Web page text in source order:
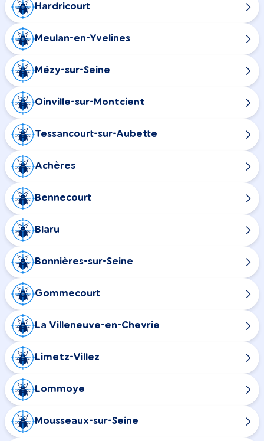
Hardricourt
Meulan-en-Yvelines
Mézy-sur-Seine
Oinville-sur-Montcient
Tessancourt-sur-Aubette
Achères
Bennecourt
Blaru
Bonnières-sur-Seine
Gommecourt
La Villeneuve-en-Chevrie
Limetz-Villez
Lommoye
Mousseaux-sur-Seine